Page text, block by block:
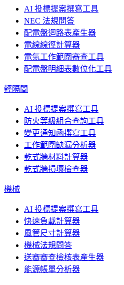
AI 投標提案撰寫工具
NEC 法規問答
配電盤迴路表產生器
電線線徑計算器
電氣工作範圍審查工具
配電盤明細表數位化工具
輕隔間
AI 投標提案撰寫工具
防火等級組合查詢工具
變更通知函撰寫工具
工作範圍缺漏分析器
乾式牆材料計算器
乾式牆損壞檢查器
機械
AI 投標提案撰寫工具
快速負載計算器
風管尺寸計算器
機械法規問答
送審審查檢核表產生器
能源帳單分析器